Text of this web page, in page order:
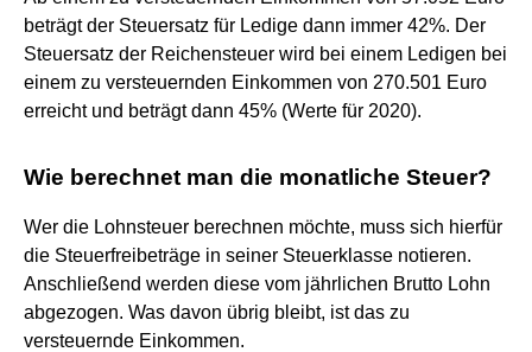
beträgt der Steuersatz für Ledige dann immer 42%. Der
Steuersatz der Reichensteuer wird bei einem Ledigen bei
einem zu versteuernden Einkommen von 270.501 Euro
erreicht und beträgt dann 45% (Werte für 2020).
Wie berechnet man die monatliche Steuer?
Wer die Lohnsteuer berechnen möchte, muss sich hierfür
die Steuerfreibeträge in seiner Steuerklasse notieren.
Anschließend werden diese vom jährlichen Brutto Lohn
abgezogen. Was davon übrig bleibt, ist das zu
versteuernde Einkommen.